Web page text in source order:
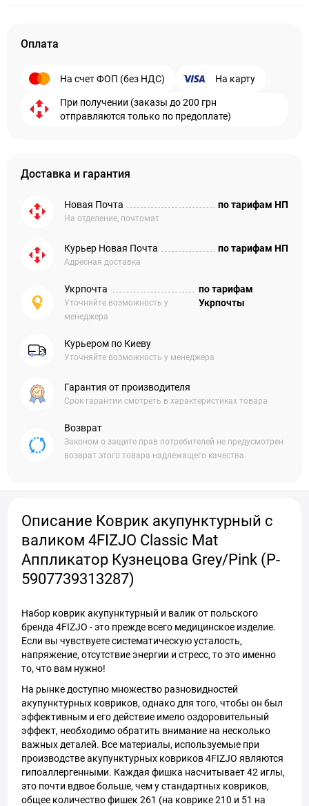
Оплата
На счет ФОП (без НДС) На карту
При получении (заказы до 200 грн
отправляются только по предоплате)
Доставка и гарантия
Новая Почта
На отделение, почтомат
по тарифам НП
Курьер Новая Почта
Адресная доставка
по тарифам НП
Укрпочта
Уточняйте возможность у
менеджера
по тарифам
Укрпочты
Курьером по Киеву
Уточняйте возможность у менеджера
Гарантия от производителя
Срок гарантии смотреть в характеристиках товара
Возврат
Законом о защите прав потребителей не предусмотрен
возврат этого товара надлежащего качества.
Описание Коврик акупунктурный с
валиком 4FIZJO Classic Mat
Аппликатор Кузнецова Grey/Pink (P-
5907739313287)
Набор коврик акупунктурный и валик от польского
бренда 4FIZJO - это прежде всего медицинское изделие.
Если вы чувствуете систематическую усталость,
напряжение, отсутствие энергии и стресс, то это именно
то, что вам нужно!
На рынке доступно множество разновидностей
акупунктурных ковриков, однако для того, чтобы он был
эффективным и его действие имело оздоровительный
эффект, необходимо обратить внимание на несколько
важных деталей. Все материалы, используемые при
производстве акупунктурных ковриков 4FIZJO являются
гипоаллергенными. Каждая фишка насчитывает 42 иглы,
это почти вдвое больше, чем у стандартных ковриков,
общее количество фишек 261 (на коврике 210 и 51 на